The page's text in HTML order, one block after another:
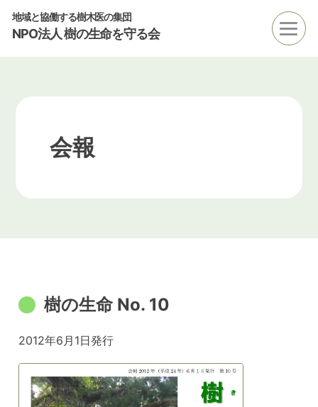
地域と協働する樹木医の集団
NPO法人 樹の生命を守る会
会報
樹の生命 No. 10
2012年6月1日発行